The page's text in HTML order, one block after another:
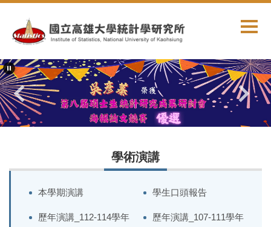
主
內
容
區
學術演講
本學期演講 學生口頭報告
歷年演講_112-114學年 歷年演講_107-111學年